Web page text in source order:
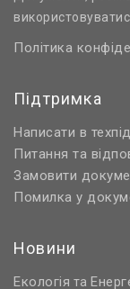
Політика
Підтримка
Написати в
Питання та
Замовити
Помилка у
Новини
Екологія та